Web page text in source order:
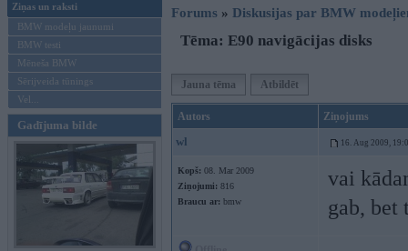
Ziņas un raksti
BMW modeļu jaunumi
BMW testi
Mēneša BMW
Sērijveida tūnings
Vel...
Gadījuma bilde
Forums » Diskusijas par BMW
Tēma: E90 navigācijas disks
Jauna tēma Atbildēt
Autors Ziņojums
wl 16. Aug 2009,
Kopš: 08. Mar 2009
Ziņojumi: 816
Braucu ar: bmw
vai
gab, bet